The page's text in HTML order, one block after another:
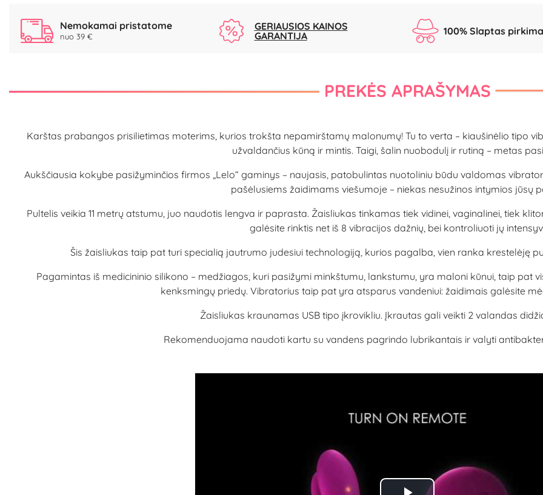
Nemokamai pristatome
nuo 39 €
GERIAUSIOS KAINOS
GARANTIJA
100% Slaptas
PREKĖS APRAŠYMAS
Karštas prabangos prisilietimas moterims, kurios trokšta nepamirštamų malonumų! Tu to verta – kiaušinėlio tipo
užvaldančius kūną ir mintis. Taigi, šalin nuobodulį ir rutiną – metas
Aukščiausia kokybe pasižyminčios firmos „Lelo“ gaminys – naujasis, patobulintas nuotoliniu būdu valdomas
pašėlusiems žaidimams viešumoje – niekas nesužinos intymios jūsų
Pultelis veikia 11 metrų atstumu, juo naudotis lengva ir paprasta. Žaisliukas tinkamas tiek vidinei, vaginalinei, tiek
galėsite rinktis net iš 8 vibracijos dažnių, bei kontroliuoti jų
Šis žaisliukas taip pat turi specialią jautrumo judesiui technologiją, kurios pagalba, vien ranka krestelėję
Pagamintas iš medicininio silikono – medžiagos, kuri pasižymi minkštumu, lankstumu, yra maloni kūnui, taip pat
kenksmingų priedų. Vibratorius taip pat yra atsparus vandeniui: žaidimais galėsite
Žaisliukas kraunamas USB tipo įkrovikliu. Įkrautas gali veikti 2 valandas
Rekomenduojama naudoti kartu su vandens pagrindo lubrikantais ir valyti